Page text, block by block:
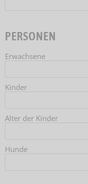
PERSONEN
Erwachsene
Kinder
Alter der Kinder
Hunde